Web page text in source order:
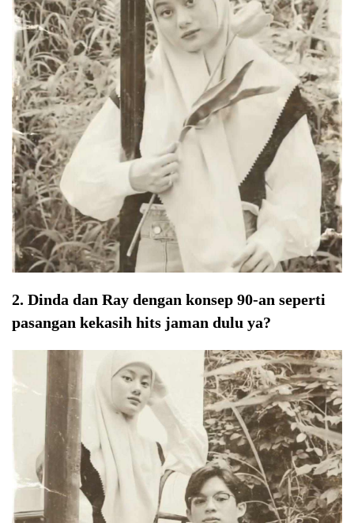
2. Dinda dan Ray dengan konsep 90-an seperti
pasangan kekasih hits jaman dulu ya?